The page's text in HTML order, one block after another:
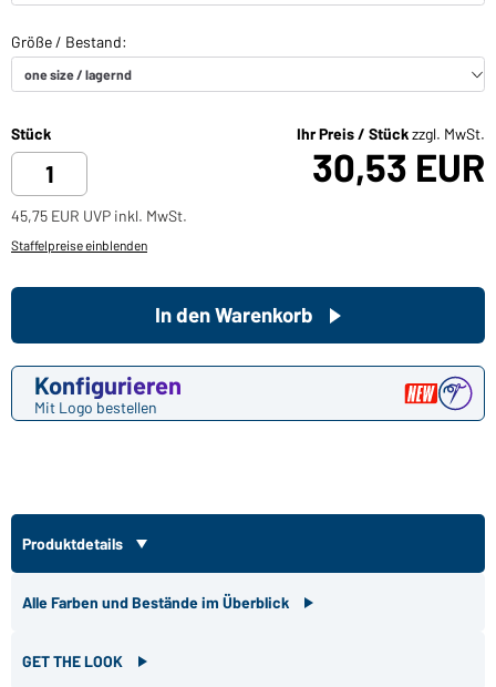
Stück Ihr Preis / Stückzzgl. MwSt.
30,53 EUR
45,75 EUR UVP inkl. MwSt.
Staffelpreise einblenden
Konfigurieren
Mit Logo bestellen
In den Warenkorb
Produktdetails
Alle Farben und Bestände im Überblick
GET THE LOOK